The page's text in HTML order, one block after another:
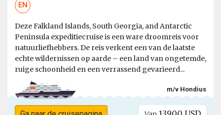
EN
Deze Falkland Islands, South Georgia, and Antarctic
Peninsula expeditiecruise is een ware droomreis voor
natuurliefhebbers. De reis verkent een van de laatste
echte wildernissen op aarde – een land van ongetemde,
ruige schoonheid en een verrassend gevarieerd...
m/v Hondius